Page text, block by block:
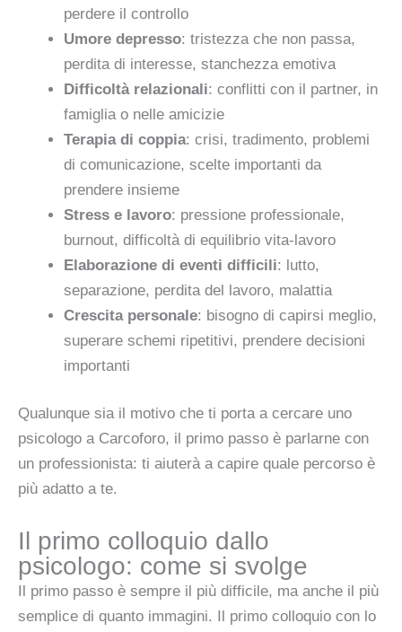
perdere il controllo
Umore depresso: tristezza che non passa,
perdita di interesse, stanchezza emotiva
Difficoltà relazionali: conflitti con il partner, in
famiglia o nelle amicizie
Terapia di coppia: crisi, tradimento, problemi
di comunicazione, scelte importanti da
prendere insieme
Stress e lavoro: pressione professionale,
burnout, difficoltà di equilibrio vita-lavoro
Elaborazione di eventi difficili: lutto,
separazione, perdita del lavoro, malattia
Crescita personale: bisogno di capirsi meglio,
superare schemi ripetitivi, prendere decisioni
importanti
Qualunque sia il motivo che ti porta a cercare uno
psicologo a Carcoforo, il primo passo è parlarne con
un professionista: ti aiuterà a capire quale percorso è
più adatto a te.
Il primo colloquio dallo
psicologo: come si svolge
Il primo passo è sempre il più difficile, ma anche il più
semplice di quanto immagini. Il primo colloquio con lo